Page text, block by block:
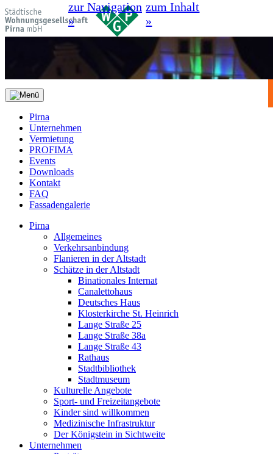
zur Navigation
»
zum Inhalt
»
Pirna
Unternehmen
Vermietung
PROFIMA
Events
Downloads
Kontakt
FAQ
Fassadengalerie
Pirna
Allgemeines
Verkehrsanbindung
Flanieren in der Altstadt
Schätze in der Altstadt
Binationales Internat
Canalettohaus
Deutsches Haus
Klosterkirche St. Heinrich
Lange Straße 25
Lange Straße 38a
Lange Straße 43
Rathaus
Stadtbibliothek
Stadtmuseum
Kulturelle Angebote
Sport- und Freizeitangebote
Kinder sind willkommen
Medizinische Infrastruktur
Der Königstein in Sichtweite
Unternehmen